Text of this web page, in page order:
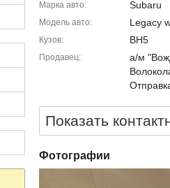
Марка авто Subaru
Модель авто Legacy
Кузов BH5
Продавец
а/м
Показать
Фотографии